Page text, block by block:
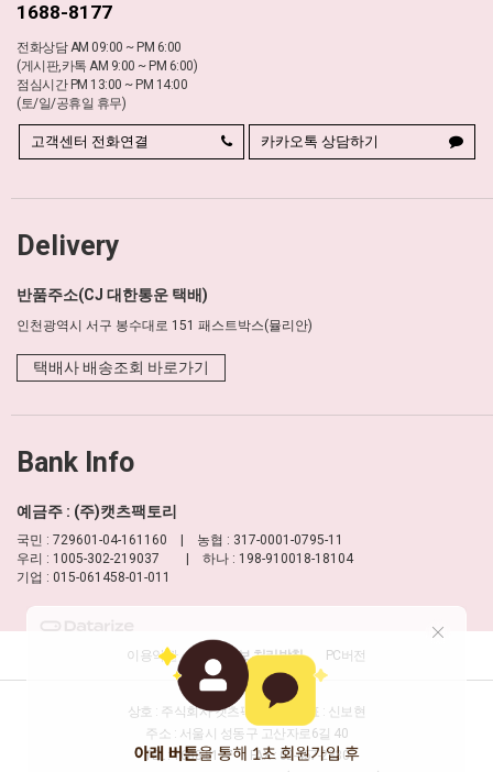
1688-8177
전화상담 AM 09:00 ~ PM 6:00
(게시판,카톡 AM 9:00 ~ PM 6:00)
점심시간 PM 13:00 ~ PM 14:00
(토/일/공휴일 휴무)
고객센터 전화연결 카카오톡 상담하기
Delivery
반품주소(CJ 대한통운 택배)
인천광역시 서구 봉수대로 151 패스트박스(뮬리안)
택배사 배송조회 바로가기
Bank Info
예금주 : (주)캣츠팩토리
국민 : 729601-04-161160 | 농협 : 317-0001-0795-11
우리 : 1005-302-219037 | 하나 : 198-910018-18104
기업 : 015-061458-01-011
이용약관 개인정보 처리방침 PC버전
상호 : 주식회사 캣츠팩토리
대표 : 신보현
주소 : 서울시 성동구 고산자로6길 40
TEL : 1688-8177
FAX : 02-457-2330